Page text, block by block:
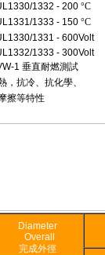
1332 - 200 °C
- 150 °C
1331 - 600Volt
- 300Volt
1 垂直耐燃測試
抗冷、抗化學、
擦等特性
Diameter
Overall
完成外徑